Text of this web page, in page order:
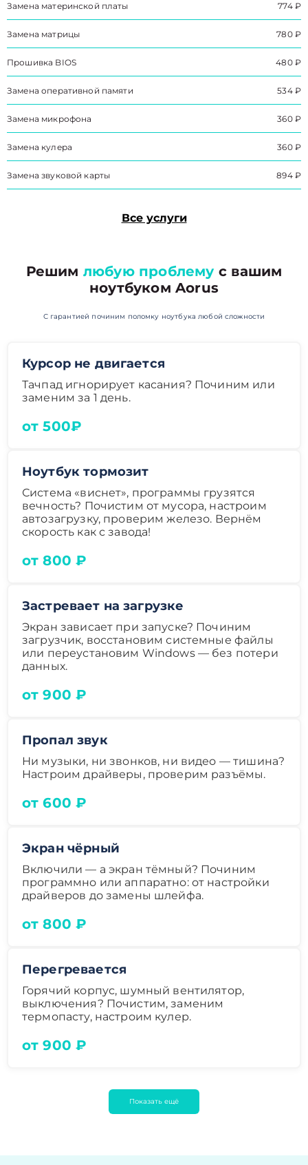
Замена материнской платы 774 ₽
Замена матрицы 780 ₽
Прошивка BIOS 480 ₽
Замена оперативной памяти 534 ₽
Замена микрофона 360 ₽
Замена кулера 360 ₽
Замена звуковой карты 894 ₽
Все услуги
Решим любую проблему с вашим
ноутбуком Aorus
С гарантией починим поломку ноутбука любой сложности
Курсор не двигается
Тачпад игнорирует касания? Починим или
заменим за 1 день.
от 500₽
Ноутбук тормозит
Система «виснет», программы грузятся
вечность? Почистим от мусора, настроим
автозагрузку, проверим железо. Вернём
скорость как с завода!
от 800 ₽
Застревает на загрузке
Экран зависает при запуске? Починим
загрузчик, восстановим системные файлы
или переустановим Windows — без потери
данных.
от 900 ₽
Пропал звук
Ни музыки, ни звонков, ни видео — тишина?
Настроим драйверы, проверим разъёмы.
от 600 ₽
Экран чёрный
Включили — а экран тёмный? Починим
программно или аппаратно: от настройки
драйверов до замены шлейфа.
от 800 ₽
Перегревается
Горячий корпус, шумный вентилятор,
выключения? Почистим, заменим
термопасту, настроим кулер.
от 900 ₽
Показать ещё